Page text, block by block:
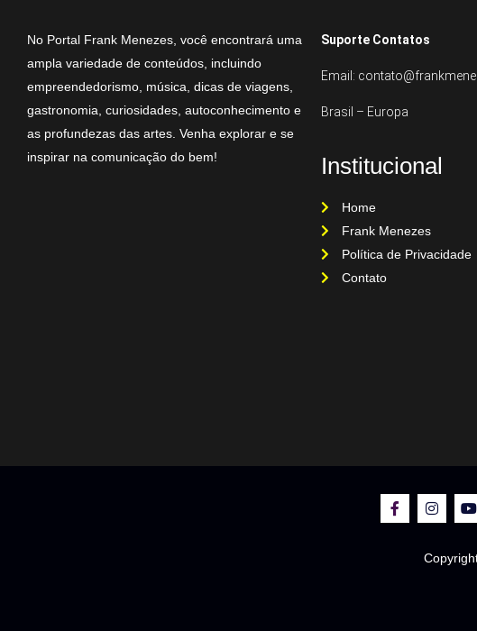
No Portal Frank Menezes, você encontrará uma
ampla variedade de conteúdos, incluindo
empreendedorismo, música, dicas de viagens,
gastronomia, curiosidades, autoconhecimento e
as profundezas das artes. Venha explorar e se
inspirar na comunicação do bem!
Suporte Contatos
Email:
Brasil – Europa
Institucional
Home
Frank Menezes
Política de Privacidade
Contato